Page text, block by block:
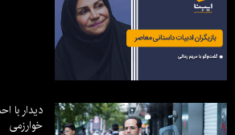
دیدار با
خوارزمی